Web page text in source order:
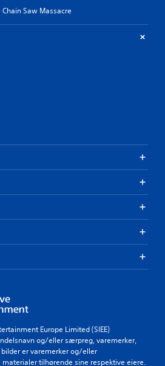
Chain Saw Massacre
Europe Limited (SIEE)
og/eller særpreg, varemerker,
er varemerker og/eller
tilhørende sine respektive eiere.